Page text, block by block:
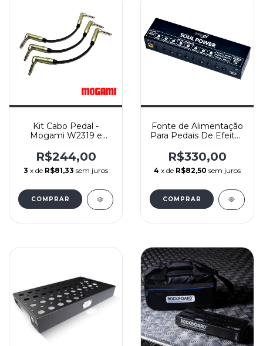
Kit Cabo Pedal -
Mogami W2319 e
ACPM-RN-GN Niquel -
L/L 20cm c/ 3
R$244,00
3 x de R$81,33 sem juros
Fonte de Alimentação
Para Pedais De Efeitos
SP01 - Soul Power
R$330,00
4 x de R$82,50 sem juros